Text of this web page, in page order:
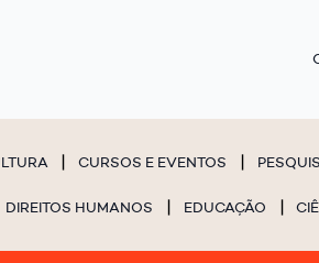
CURSOS E EVENTOS
DIREITOS HUMANOS EDUCAÇÃO